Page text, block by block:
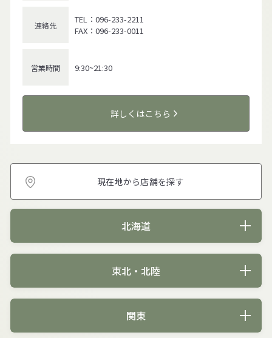
連絡先
TEL：096-233-2211
FAX：096-233-0011
営業時間 9:30~21:30
詳しくはこちら
現在地から店舗を探す
北海道
東北・北陸
関東